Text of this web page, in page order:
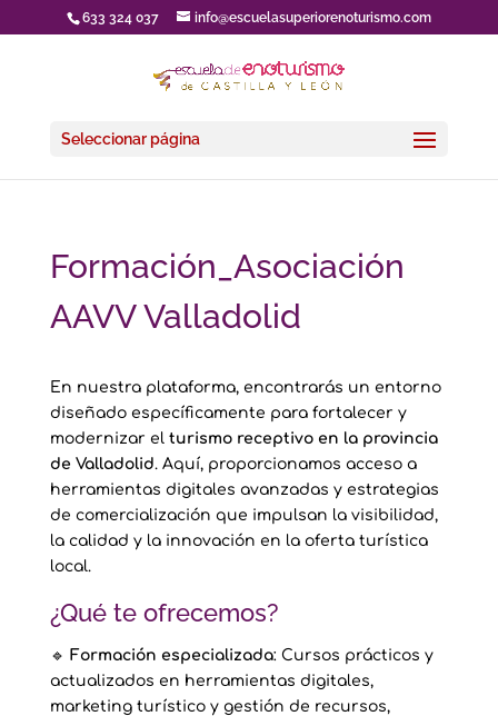
633 324 037 info@escuelasuperiorenoturismo.com
Seleccionar página
Formación_Asociación
AAVV Valladolid
En nuestra plataforma, encontrarás un entorno
diseñado específicamente para fortalecer y
modernizar el turismo receptivo en la provincia
de Valladolid. Aquí, proporcionamos acceso a
herramientas digitales avanzadas y estrategias
de comercialización que impulsan la visibilidad,
la calidad y la innovación en la oferta turística
local.
¿Qué te ofrecemos?
🔹 Formación especializada: Cursos prácticos y
actualizados en herramientas digitales,
marketing turístico y gestión de recursos,